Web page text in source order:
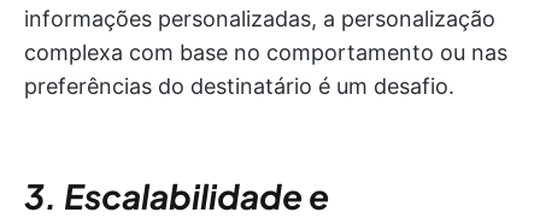
informações personalizadas, a personalização
complexa com base no comportamento ou nas
preferências do destinatário é um desafio.
3. Escalabilidade e